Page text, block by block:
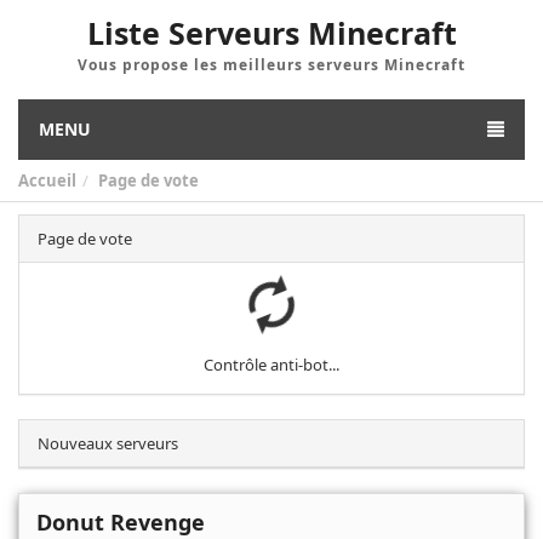
Liste Serveurs Minecraft
Vous propose les meilleurs serveurs Minecraft
MENU
Accueil Page de vote
Page de vote
Contrôle anti-bot...
Nouveaux serveurs
Donut Revenge